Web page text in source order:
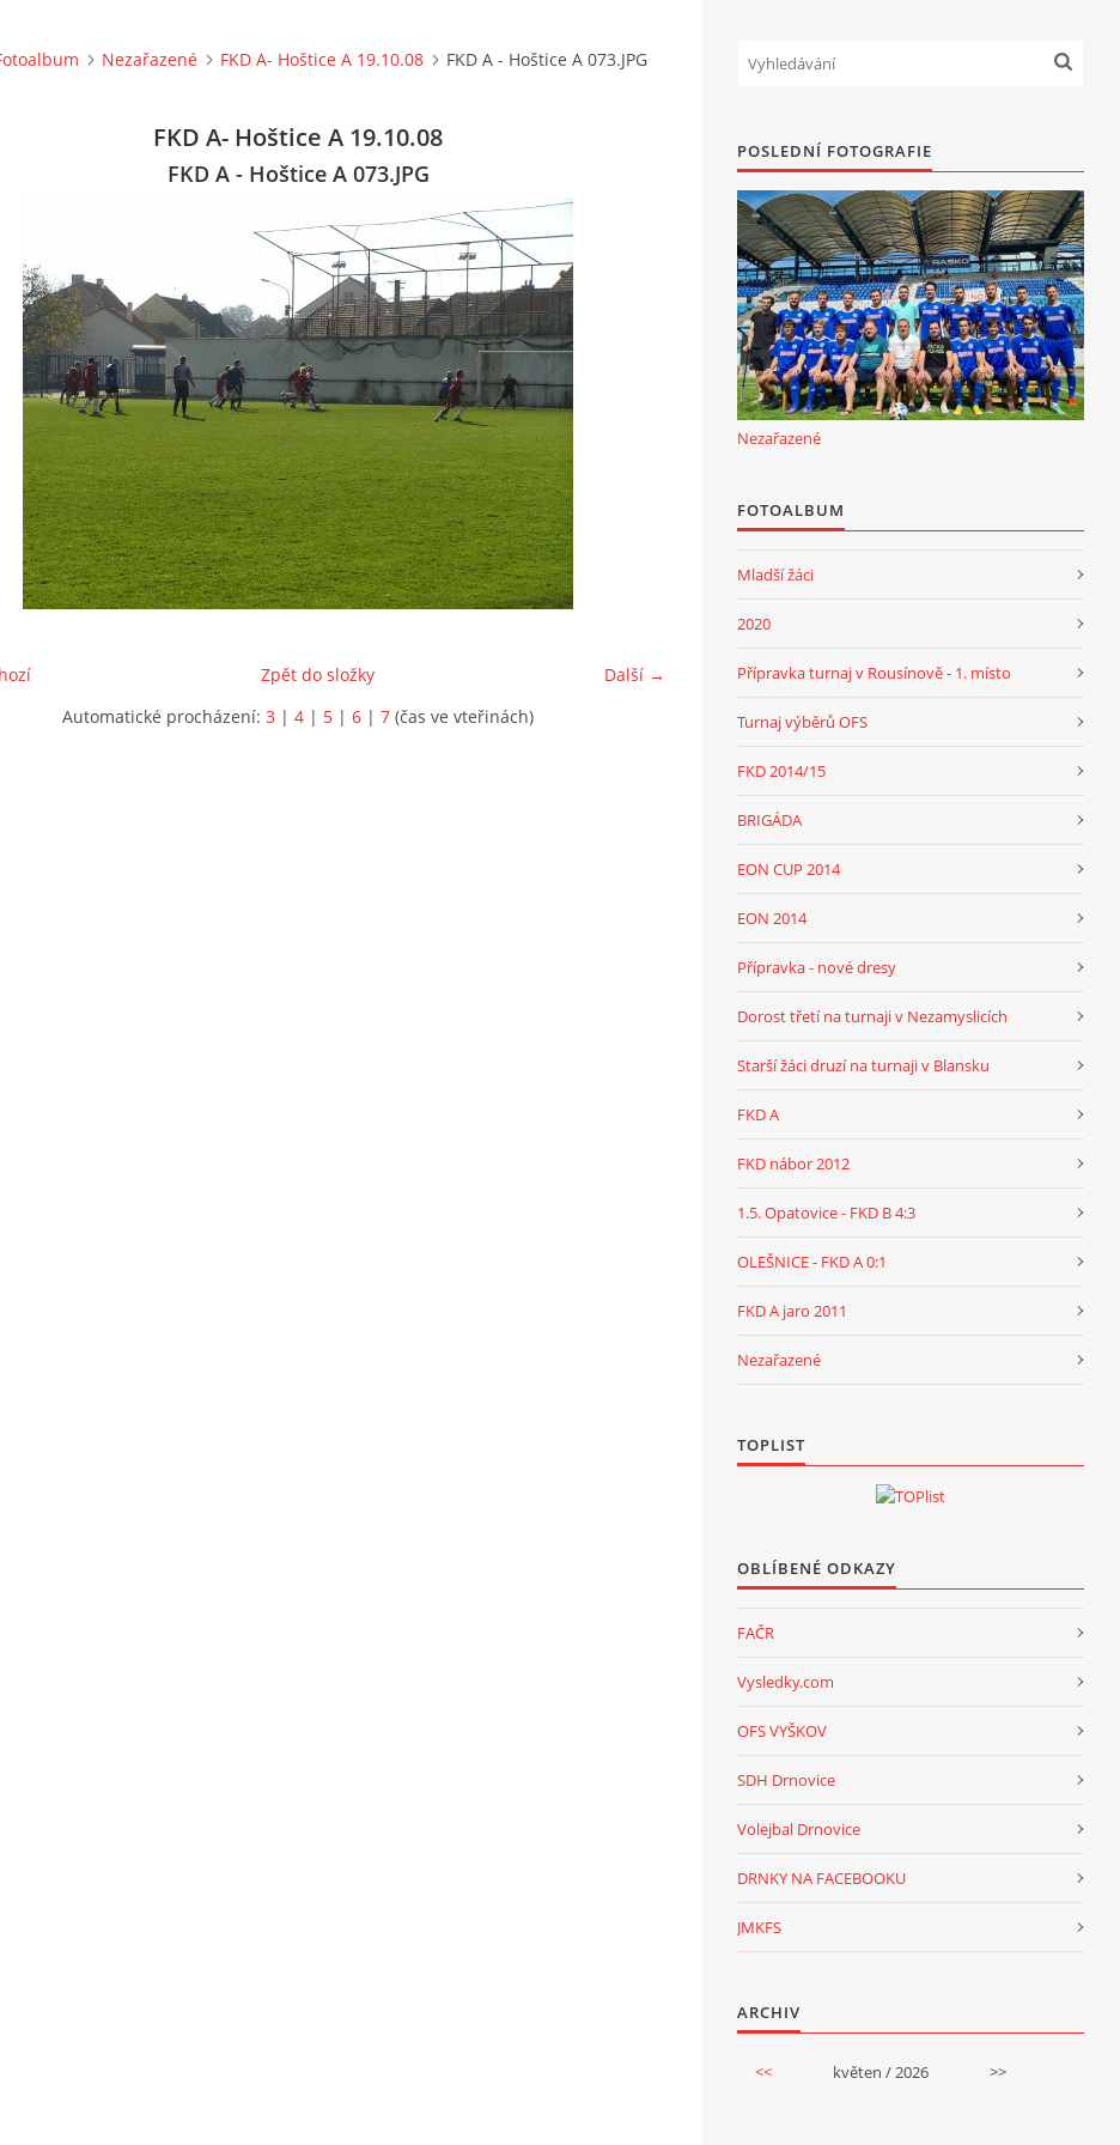
Nezařazené FKD A- Hoštice A 19.10.08 FKD A - Hoštice A 073.JPG
FKD A- Hoštice A 19.10.08
FKD A - Hoštice A 073.JPG
Další →
Zpět do složky
Automatické procházení: 3 | 4 | 5 | 6 | 7 (čas ve vteřinách)
POSLEDNÍ FOTOGRAFIE
Nezařazené
FOTOALBUM
Mladší žáci
2020
Přípravka turnaj v Rousínově - 1. místo
Turnaj výběrů OFS
FKD 2014/15
BRIGÁDA
EON CUP 2014
EON 2014
Přípravka - nové dresy
Dorost třetí na turnaji v Nezamyslicích
Starší žáci druzí na turnaji v Blansku
FKD A
FKD nábor 2012
1.5. Opatovice - FKD B 4:3
OLEŠNICE - FKD A 0:1
FKD A jaro 2011
Nezařazené
TOPLIST
OBLÍBENÉ ODKAZY
FAČR
Vysledky.com
OFS VYŠKOV
SDH Drnovice
Volejbal Drnovice
DRNKY NA FACEBOOKU
JMKFS
ARCHIV
<< květen / 2026 >>